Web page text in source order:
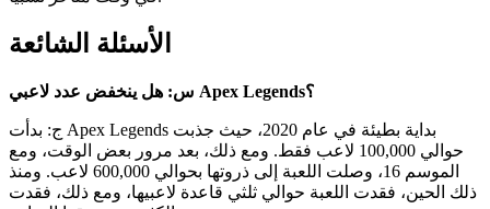
الأسئلة الشائعة
س: هل ينخفض عدد لاعبي Apex Legends؟
ج: بدأت Apex Legends بداية بطيئة في عام 2020، حيث جذبت
حوالي 100,000 لاعب فقط. ومع ذلك، بعد مرور بعض الوقت، ومع
الموسم 16، وصلت اللعبة إلى ذروتها بحوالي 600,000 لاعب. ومنذ
ذلك الحين، فقدت اللعبة حوالي ثلثي قاعدة لاعبيها، ومع ذلك، فقدت